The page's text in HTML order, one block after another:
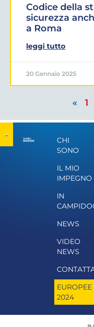
Codice della
sicurezza
a Roma
leggi tutto
20 Gennaio 2025
« 1
CHI
SONO
IL MIO
IMPEGNO
IN
NEWS
VIDEO
NEWS
EUROPEE
2024